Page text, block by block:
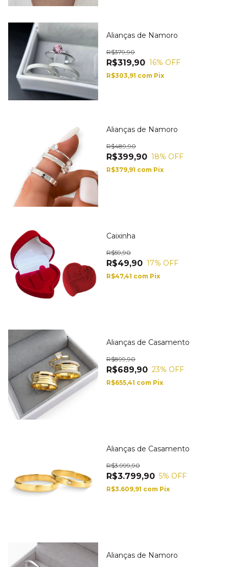
Alianças de Namoro
R$319,90
R$379,90
16% OFF
R$303,91 com Pix
Alianças de Namoro
R$399,90
R$489,90
18% OFF
R$379,91 com Pix
Caixinha
R$49,90
R$59,90
17% OFF
R$47,41 com Pix
Alianças de Casamento
R$689,90
R$899,90
23% OFF
R$655,41 com Pix
Alianças de Casamento
R$3.799,90
R$3.999,90
5% OFF
R$3.609,91 com Pix
Alianças de Namoro